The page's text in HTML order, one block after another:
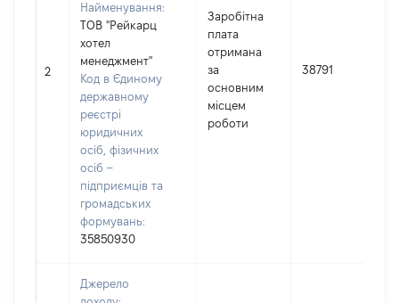
2
Найменування:
ТОВ "Рейкарц
хотел
менеджмент"
Код в Єдиному
державному
реєстрі
юридичних
осіб, фізичних
осіб –
підприємців та
громадських
формувань:
35850930
Заробітна
плата
отримана
за
основним
місцем
роботи
38791
Джерело